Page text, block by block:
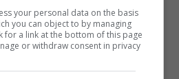
di mele che in
si può utilizzare
pulizia. Tutti i passaggi
your personal data on the basis
you can object to by managing
for a link at the bottom of this page
or withdraw consent in privacy